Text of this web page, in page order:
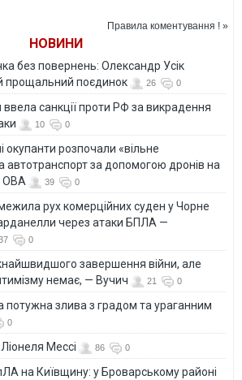
Правила коментування ! »
НОВИНИ
без повернень: Олександр Усік
прощальний поєдинок
26 0
ввела санкції проти РФ за викрадення
10 0
окупанти розпочали «вільне
автотранспорт за допомогою дронів на
ОВА
39 0
рух комерційних суден у Чорне
через атаки БПЛА —
0
завершення війни, але
немає, — Вучич
21 0
потужна злива з градом та ураганним
0
Мессі 86 0
на Київщину: у Броварському районі